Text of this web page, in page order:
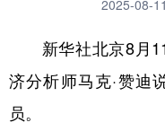
财经
台湾 思客
科技 科创
2025-08-
新华社北京8月11
济分析师马克·赞迪
员。